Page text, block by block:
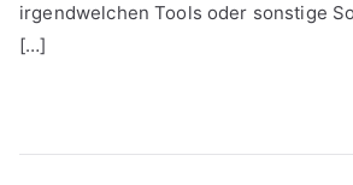
irgendwelchen Tools oder sonstige
[…]